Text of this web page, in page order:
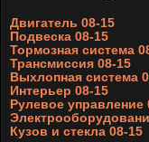
Двигатель 08-15
Подвеска 08-15
Тормозная система
Трансмиссия 08-15
Выхлопная система
Интерьер 08-15
Рулевое управление
Кузов и стекла 08-15